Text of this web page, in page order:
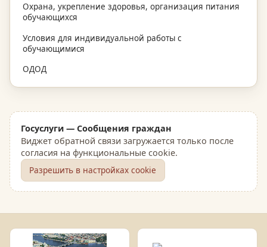
Охрана, укрепление здоровья, организация питания
обучающихся
Условия для индивидуальной работы с
обучающимися
ОДОД
Госуслуги — Сообщения граждан
Виджет обратной связи загружается только после
согласия на функциональные cookie.
Разрешить в настройках cookie